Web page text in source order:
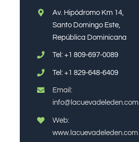
Av. Hipódromo Km 14,
Santo Domingo Este,
República Dominicana
Tel: +1 809-697-0089
Tel: +1 829-648-6409
Email:
info@lacuevadeleden.com
Web:
www.lacuevadeleden.com